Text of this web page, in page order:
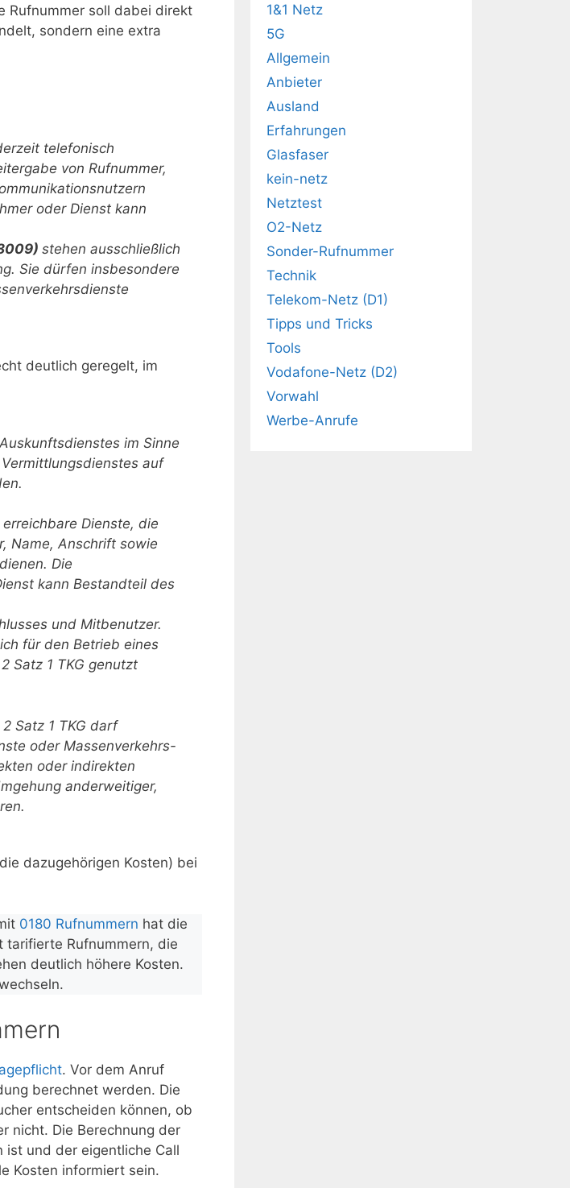
Rufnummer soll dabei direkt
sondern eine extra
telefonisch
von Rufnummer,
oder Dienst kann
stehen ausschließlich
Sie dürfen insbesondere
deutlich geregelt, im
im Sinne
auf
Dienste, die
Name, Anschrift sowie
Die
kann Bestandteil des
und Mitbenutzer.
für den Betrieb eines
Satz 1 TKG genutzt
Satz 1 TKG darf
oder Massenverkehrs-
oder indirekten
anderweitiger,
dazugehörigen Kosten) bei
0180 Rufnummern hat die
tarifierte Rufnummern, die
deutlich höhere Kosten.
. Vor dem Anruf
berechnet werden. Die
entscheiden können, ob
nicht. Die Berechnung der
und der eigentliche Call
Kosten informiert sein.
1&1 Netz
5G
Allgemein
Anbieter
Ausland
Erfahrungen
Glasfaser
kein-netz
Netztest
O2-Netz
Sonder-Rufnummer
Technik
Telekom-Netz (D1)
Tipps und Tricks
Tools
Vodafone-Netz (D2)
Vorwahl
Werbe-Anrufe